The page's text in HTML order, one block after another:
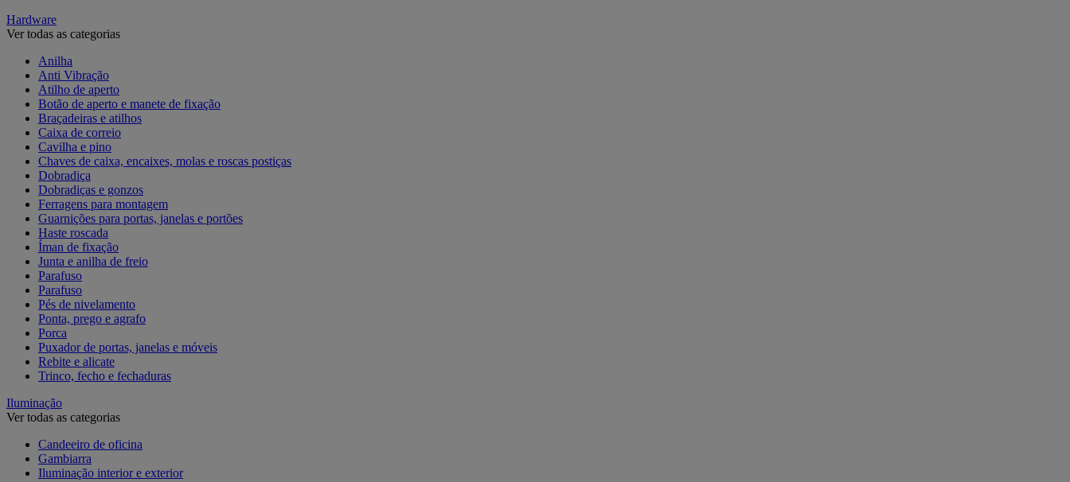
Hardware
Ver todas as categorias
Anilha
Anti Vibração
Atilho de aperto
Botão de aperto e manete de fixação
Braçadeiras e atilhos
Caixa de correio
Cavilha e pino
Chaves de caixa, encaixes, molas e roscas postiças
Dobradiça
Dobradiças e gonzos
Ferragens para montagem
Guarnições para portas, janelas e portões
Haste roscada
Íman de fixação
Junta e anilha de freio
Parafuso
Parafuso
Pés de nivelamento
Ponta, prego e agrafo
Porca
Puxador de portas, janelas e móveis
Rebite e alicate
Trinco, fecho e fechaduras
Iluminação
Ver todas as categorias
Candeeiro de oficina
Gambiarra
Iluminação interior e exterior